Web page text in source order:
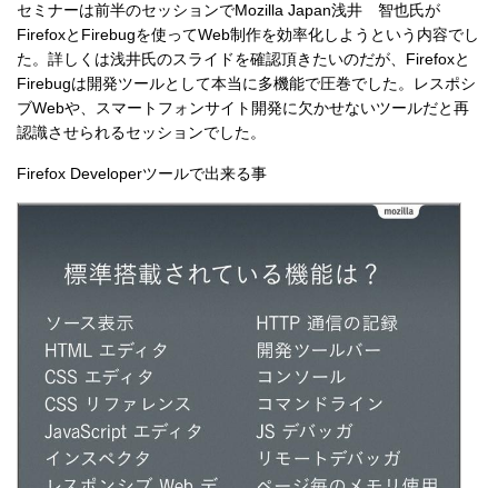
セミナーは前半のセッションでMozilla Japan浅井 智也氏が
FirefoxとFirebugを使ってWeb制作を効率化しようという内容でし
た。詳しくは浅井氏のスライドを確認頂きたいのだが、Firefoxと
Firebugは開発ツールとして本当に多機能で圧巻でした。レスポシ
ブWebや、スマートフォンサイト開発に欠かせないツールだと再
認識させられるセッションでした。
Firefox Developerツールで出来る事